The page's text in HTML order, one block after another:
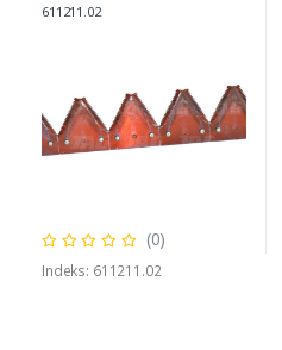
CLAAS 0006112112
611211.02
(0)
Indeks: 611211.02